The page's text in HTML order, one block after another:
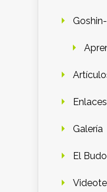
Enlaces
Galería
El